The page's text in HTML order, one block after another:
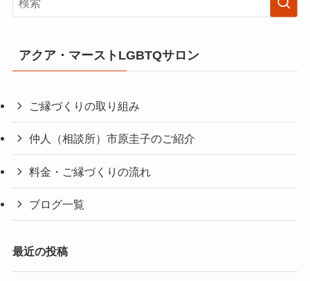
アクア・マーストLGBTQサロン
ご縁づくりの取り組み
仲人（相談所）市原圭子のご紹介
料金・ご縁づくりの流れ
ブログ一覧
最近の投稿